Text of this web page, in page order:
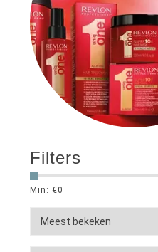
Filters
Min: €0